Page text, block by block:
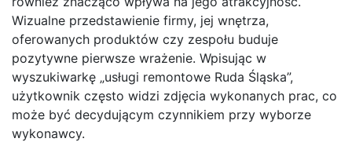
Wizualne przedstawienie firmy, jej wnętrza,
oferowanych produktów czy zespołu buduje
pozytywne pierwsze wrażenie. Wpisując w
wyszukiwarkę „usługi remontowe Ruda Śląska”,
użytkownik często widzi zdjęcia wykonanych prac, co
może być decydującym czynnikiem przy wyborze
wykonawcy.